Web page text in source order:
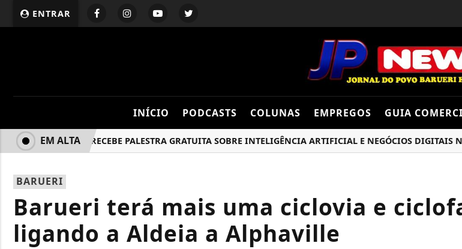
ENTRAR
INÍCIO PODCASTS COLUNAS EMPREGOS GUIA
BARUERI RECEBE PALESTRA GRATUITA SOBRE INTELIGÊNCIA ARTIFICIAL E NEGÓCIOS DIGITAIS NO
EM ALTA
BARUERI
Barueri terá mais uma ciclovia e
ligando a Aldeia a Alphaville